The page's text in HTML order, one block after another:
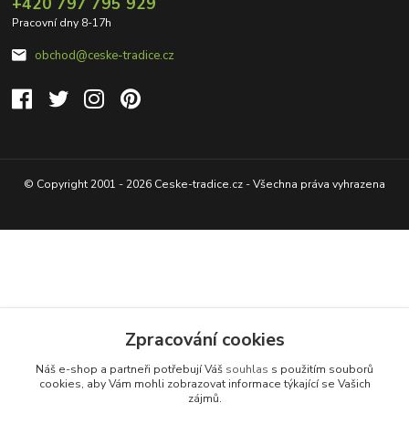
Pracovní dny 8-17h
obchod@ceske-tradice.cz
© Copyright 2001 - 2026 Ceske-tradice.cz - Všechna práva vyhrazena
Zpracování cookies
Náš e-shop a partneři potřebují Váš souhlas s použitím souborů
cookies, aby Vám mohli zobrazovat informace týkající se Vašich
zájmů.